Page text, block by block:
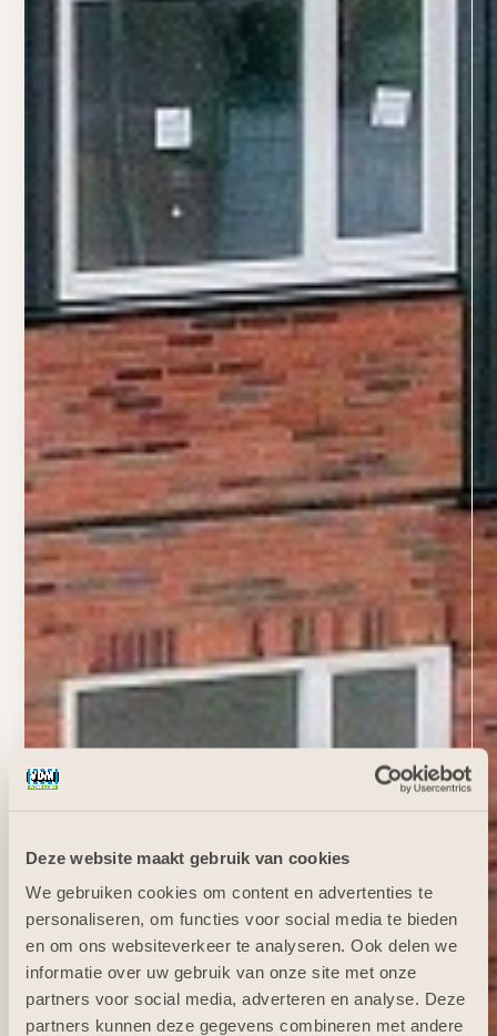
Deze website maakt gebruik van cookies
We gebruiken cookies om content en advertenties te
personaliseren, om functies voor social media te bieden
en om ons websiteverkeer te analyseren. Ook delen we
informatie over uw gebruik van onze site met onze
partners voor social media, adverteren en analyse. Deze
partners kunnen deze gegevens combineren met andere